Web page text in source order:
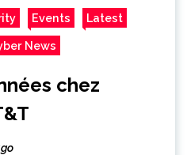
Events Latest
News
chez